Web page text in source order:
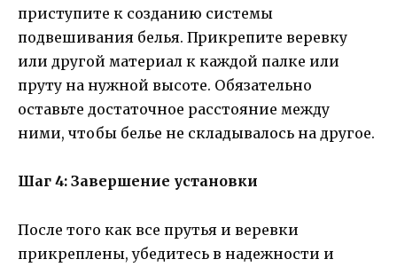
приступите к созданию системы
подвешивания белья. Прикрепите веревку
или другой материал к каждой палке или
пруту на нужной высоте. Обязательно
оставьте достаточное расстояние между
ними, чтобы белье не складывалось на другое.
Шаг 4: Завершение установки
После того как все прутья и веревки
прикреплены, убедитесь в надежности и